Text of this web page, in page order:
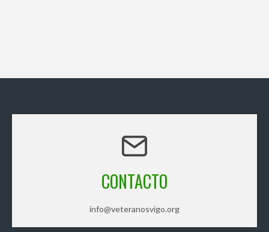
CONTACTO
info@veteranosvigo.org